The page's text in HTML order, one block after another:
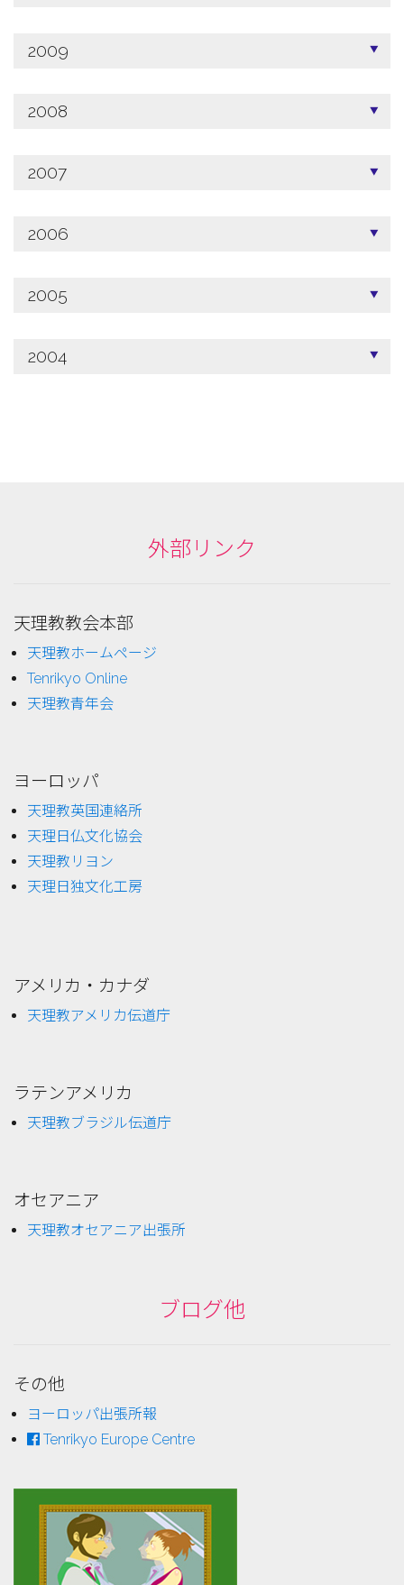
2009
2008
2007
2006
2005
2004
外部リンク
天理教教会本部
天理教ホームページ
Tenrikyo Online
天理教青年会
ヨーロッパ
天理教英国連絡所
天理日仏文化協会
天理教リヨン
天理日独文化工房
アメリカ・カナダ
天理教アメリカ伝道庁
ラテンアメリカ
天理教ブラジル伝道庁
オセアニア
天理教オセアニア出張所
ブログ他
その他
ヨーロッパ出張所報
Tenrikyo Europe Centre